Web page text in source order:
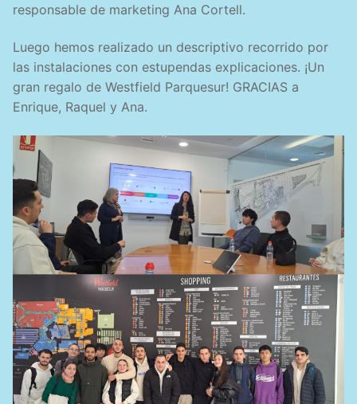
responsable de marketing Ana Cortell.
Luego hemos realizado un descriptivo recorrido por
las instalaciones con estupendas explicaciones. ¡Un
gran regalo de Westfield Parquesur! GRACIAS a
Enrique, Raquel y Ana.